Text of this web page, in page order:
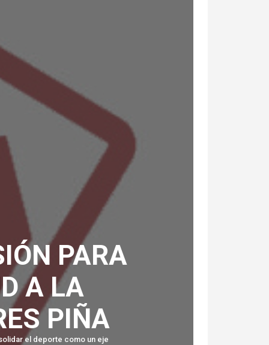
PARA
A LA
PIÑA
el deporte como un eje